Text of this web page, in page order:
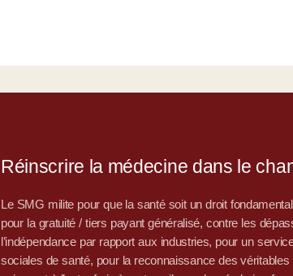
Réinscrire la médecine dans le
Le SMG milite pour que la santé soit un droit
pour la gratuité / tiers payant généralisé, contre les
l’indépendance par rapport aux industries, pour un
sociales de santé, pour la reconnaissance des